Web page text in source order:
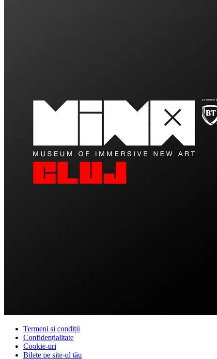
Termeni și condiții
Confidențialitate
Cookie-uri
Bilete pe site-ul tău